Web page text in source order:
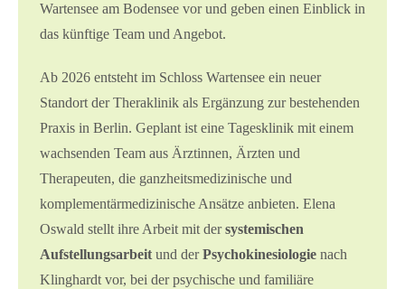
Wartensee am Bodensee vor und geben einen Einblick in
das künftige Team und Angebot.
Ab 2026 entsteht im Schloss Wartensee ein neuer
Standort der Theraklinik als Ergänzung zur bestehenden
Praxis in Berlin. Geplant ist eine Tagesklinik mit einem
wachsenden Team aus Ärztinnen, Ärzten und
Therapeuten, die ganzheitsmedizinische und
komplementärmedizinische Ansätze anbieten. Elena
Oswald stellt ihre Arbeit mit dersystemischen
Aufstellungsarbeitund derPsychokinesiologie nach
Klinghardt vor, bei der psychische und familiäre